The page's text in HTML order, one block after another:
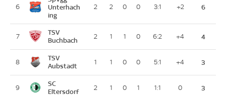
6
Unterhach
ing
2 2 0 0 3:1 +2 6
7
TSV
Buchbach
2 1 1 0 6:2 +4 4
8
TSV
Aubstadt
1 1 0 0 5:1 +4 3
9
SC
Eltersdorf
2 1 0 1 1:1 0 3